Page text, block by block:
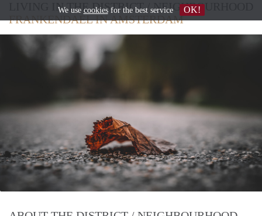
LIVING IN THE DISTRICT / NEIGHBOURHOOD
FRANKENDAEL IN AMSTERDAM
We use cookiesfor the best service OK!